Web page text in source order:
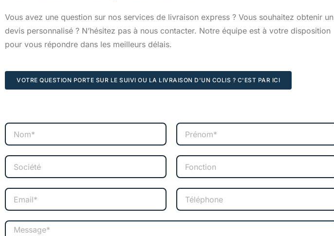
Vous avez une question sur nos services de livraison express ? Vous souhaitez obtenir un
devis personnalisé ? N’hésitez pas à nous contacter. Notre équipe est à votre disposition
pour vous répondre dans les meilleurs délais.
VOTRE QUESTION PORTE SUR LE SUIVI OU LA LIVRAISON D'UN COLIS ? C'EST PAR ICI